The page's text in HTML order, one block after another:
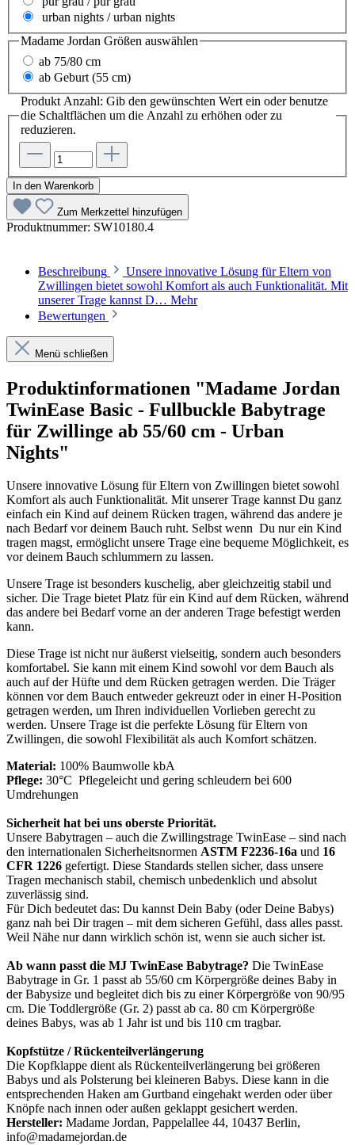
urban nights / urban nights
Madame Jordan Größen auswählen
ab 75/80 cm
ab Geburt (55 cm)
Produkt Anzahl: Gib den gewünschten Wert ein oder benutze
die Schaltflächen um die Anzahl zu erhöhen oder zu
reduzieren.
In den Warenkorb
Zum Merkzettel hinzufügen
Produktnummer: SW10180.4
Beschreibung
Unsere innovative Lösung für Eltern von
Zwillingen bietet sowohl Komfort als auch Funktionalität. Mit
unserer Trage kannst D… Mehr
Bewertungen
Menü schließen
Produktinformationen "Madame Jordan
TwinEase Basic - Fullbuckle Babytrage
für Zwillinge ab 55/60 cm - Urban
Nights"
Unsere innovative Lösung für Eltern von Zwillingen bietet sowohl
Komfort als auch Funktionalität. Mit unserer Trage kannst Du ganz
einfach ein Kind auf deinem Rücken tragen, während das andere je
nach Bedarf vor deinem Bauch ruht. Selbst wenn Du nur ein Kind
tragen magst, ermöglicht unsere Trage eine bequeme Möglichkeit, es
vor deinem Bauch schlummern zu lassen.
Unsere Trage ist besonders kuschelig, aber gleichzeitig stabil und
sicher. Die Trage bietet Platz für ein Kind auf dem Rücken, während
das andere bei Bedarf vorne an der anderen Trage befestigt werden
kann.
Diese Trage ist nicht nur äußerst vielseitig, sondern auch besonders
komfortabel. Sie kann mit einem Kind sowohl vor dem Bauch als
auch auf der Hüfte und dem Rücken getragen werden. Die Träger
können vor dem Bauch entweder gekreuzt oder in einer H-Position
getragen werden, um Ihren individuellen Vorlieben gerecht zu
werden. Unsere Trage ist die perfekte Lösung für Eltern von
Zwillingen, die sowohl Flexibilität als auch Komfort schätzen.
Material: 100% Baumwolle kbA
Pflege: 30°C Pflegeleicht und gering schleudern bei 600
Umdrehungen
Sicherheit hat bei uns oberste Priorität.
Unsere Babytragen – auch die Zwillingstrage TwinEase – sind nach
den internationalen Sicherheitsnormen ASTM F2236-16a und 16
CFR 1226 gefertigt. Diese Standards stellen sicher, dass unsere
Tragen mechanisch stabil, chemisch unbedenklich und absolut
zuverlässig sind.
Für Dich bedeutet das: Du kannst Dein Baby (oder Deine Babys)
ganz nah bei Dir tragen – mit dem sicheren Gefühl, dass alles passt.
Weil Nähe nur dann wirklich schön ist, wenn sie auch sicher ist.
Ab wann passt die MJ TwinEase Babytrage? Die TwinEase
Babytrage in Gr. 1 passt ab 55/60 cm Körpergröße deines Baby in
der Babysize und begleitet dich bis zu einer Körpergröße von 90/95
cm. Die Toddlergröße (Gr. 2) passt ab ca. 80 cm Körpergröße
deines Babys, was ab 1 Jahr ist und bis 110 cm tragbar.
Kopfstütze / Rückenteilverlängerung
Die Kopfklappe dient als Rückenteilverlängerung bei größeren
Babys und als Polsterung bei kleineren Babys. Diese kann in die
entsprechenden Haken am Gurtband eingehakt werden oder über
Knöpfe nach innen oder außen geklappt gesichert werden.
Hersteller: Madame Jordan, Pappelallee 44, 10437 Berlin,
info@madamejordan.de